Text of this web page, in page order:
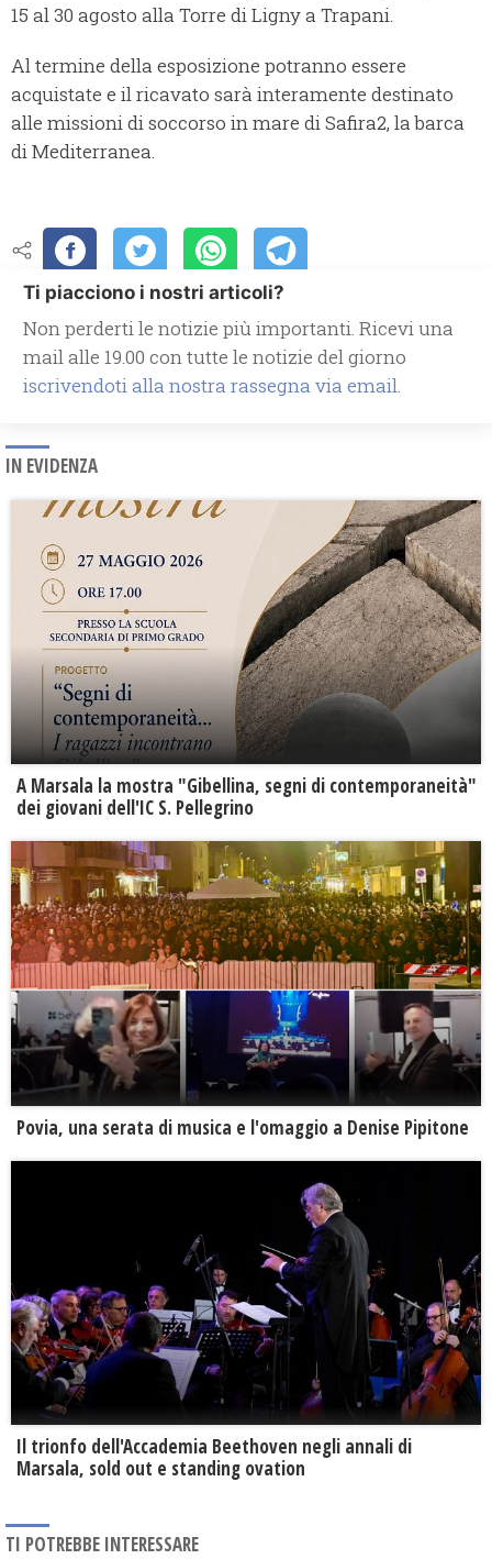
15 al 30 agosto alla Torre di Ligny a Trapani.
Al termine della esposizione potranno essere
acquistate e il ricavato sarà interamente destinato
alle missioni di soccorso in mare di Safira2, la barca
di Mediterranea.
Ti piacciono i nostri articoli?
Non perderti le notizie più importanti. Ricevi una
mail alle 19.00 con tutte le notizie del giorno
iscrivendoti alla nostra rassegna via email.
IN EVIDENZA
A Marsala la mostra "Gibellina, segni di contemporaneità"
dei giovani dell'IC S. Pellegrino
Povia, una serata di musica e l'omaggio a Denise Pipitone
Il trionfo dell'Accademia Beethoven negli annali di
Marsala, sold out e standing ovation
TI POTREBBE INTERESSARE